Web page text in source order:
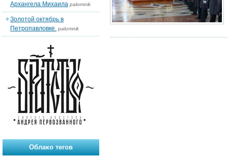
Архангела Михаила palomnik
Золотой октябрь в
Петропавловке. palomnik
Облако тегов